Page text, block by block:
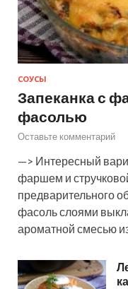
СОУСЫ
Запеканка с
фасолью
Оставьте комментарий
—> Интересный
фаршем и
предварительного
фасоль слоями
ароматной смесью